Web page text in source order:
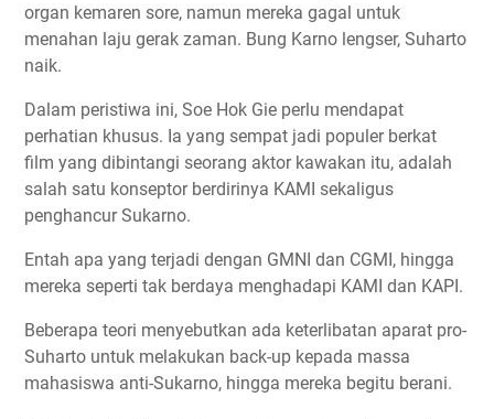
organ kemaren sore, namun mereka gagal untuk
menahan laju gerak zaman. Bung Karno lengser, Suharto
naik.
Dalam peristiwa ini, Soe Hok Gie perlu mendapat
perhatian khusus. Ia yang sempat jadi populer berkat
film yang dibintangi seorang aktor kawakan itu, adalah
salah satu konseptor berdirinya KAMI sekaligus
penghancur Sukarno.
Entah apa yang terjadi dengan GMNI dan CGMI, hingga
mereka seperti tak berdaya menghadapi KAMI dan KAPI.
Beberapa teori menyebutkan ada keterlibatan aparat pro-
Suharto untuk melakukan back-up kepada massa
mahasiswa anti-Sukarno, hingga mereka begitu berani.